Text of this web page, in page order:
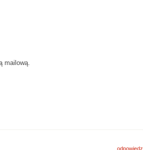
mailową.
odpowiedz